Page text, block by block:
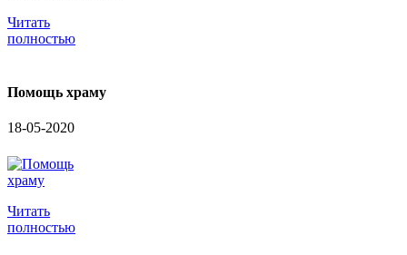
Читать
полностью
Помощь храму
18-05-2020
Читать
полностью